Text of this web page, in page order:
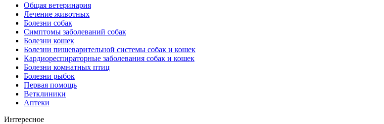
Общая ветеринария
Лечение животных
Болезни собак
Симптомы заболеваний собак
Болезни кошек
Болезни пищеварительной системы собак и кошек
Кардиореспираторные заболевания собак и кошек
Болезни комнатных птиц
Болезни рыбок
Первая помощь
Ветклиники
Аптеки
Интересное